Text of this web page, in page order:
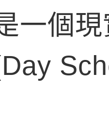
一個